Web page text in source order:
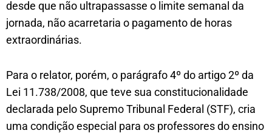
desde que não ultrapassasse o limite semanal da
jornada, não acarretaria o pagamento de horas
extraordinárias.
Para o relator, porém, o parágrafo 4º do artigo 2º da
Lei 11.738/2008, que teve sua constitucionalidade
declarada pelo Supremo Tribunal Federal (STF), cria
uma condição especial para os professores do ensino